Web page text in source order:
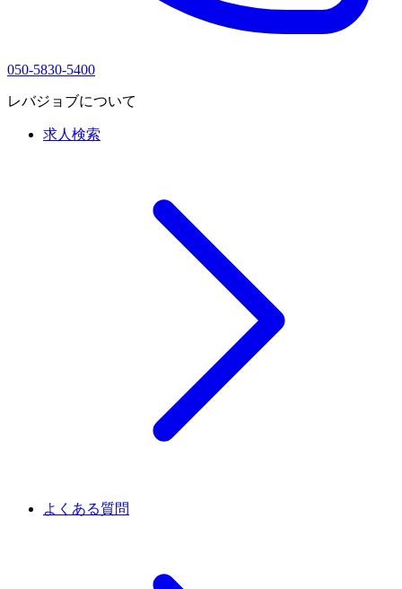
050-5830-5400
レバジョブについて
求人検索
よくある質問